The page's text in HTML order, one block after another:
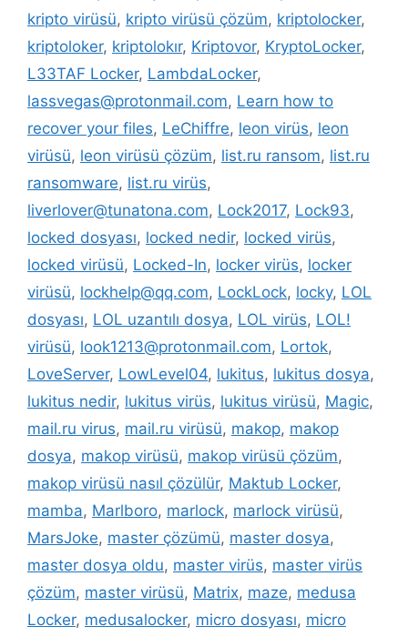
kripto virüsü, kripto virüsü çözüm, kriptolocker,
kriptoloker, kriptolokır, Kriptovor, KryptoLocker,
L33TAF Locker, LambdaLocker,
lassvegas@protonmail.com, Learn how to
recover your files, LeChiffre, leon virüs, leon
virüsü, leon virüsü çözüm, list.ru ransom, list.ru
ransomware, list.ru virüs,
liverlover@tunatona.com, Lock2017, Lock93,
locked dosyası, locked nedir, locked virüs,
locked virüsü, Locked-In, locker virüs, locker
virüsü, lockhelp@qq.com, LockLock, locky, LOL
dosyası, LOL uzantılı dosya, LOL virüs, LOL!
virüsü, look1213@protonmail.com, Lortok,
LoveServer, LowLevel04, lukitus, lukitus dosya,
lukitus nedir, lukitus virüs, lukitus virüsü, Magic,
mail.ru virus, mail.ru virüsü, makop, makop
dosya, makop virüsü, makop virüsü çözüm,
makop virüsü nasıl çözülür, Maktub Locker,
mamba, Marlboro, marlock, marlock virüsü,
MarsJoke, master çözümü, master dosya,
master dosya oldu, master virüs, master virüs
çözüm, master virüsü, Matrix, maze, medusa
Locker, medusalocker, micro dosyası, micro